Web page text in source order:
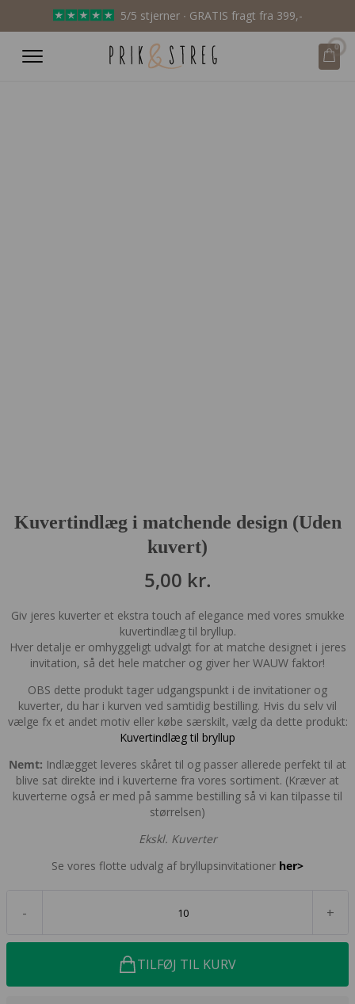
5/5 stjerner ∙ GRATIS fragt fra 399,-
0
Kuvertindlæg i matchende design (Uden
kuvert)
5,00 kr.
Giv jeres kuverter et ekstra touch af elegance med vores smukke
kuvertindlæg til bryllup.
Hver detalje er omhyggeligt udvalgt for at matche designet i jeres
invitation, så det hele matcher og giver her WAUW faktor!
OBS dette produkt tager udgangspunkt i de invitationer og
kuverter, du har i kurven ved samtidig bestilling. Hvis du selv vil
vælge fx et andet motiv eller købe særskilt, vælg da dette produkt:
Kuvertindlæg til bryllup
Nemt: Indlægget leveres skåret til og passer allerede perfekt til at
blive sat direkte ind i kuverterne fra vores sortiment. (Kræver at
kuverterne også er med på samme bestilling så vi kan tilpasse til
størrelsen)
Ekskl. Kuverter
Se vores flotte udvalg af bryllupsinvitationer her>
- +
TILFØJ TIL KURV